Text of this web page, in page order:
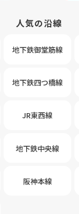
人気の沿線
地下鉄御堂筋線
地下鉄四つ橋線
JR東西線
地下鉄中央線
阪神本線